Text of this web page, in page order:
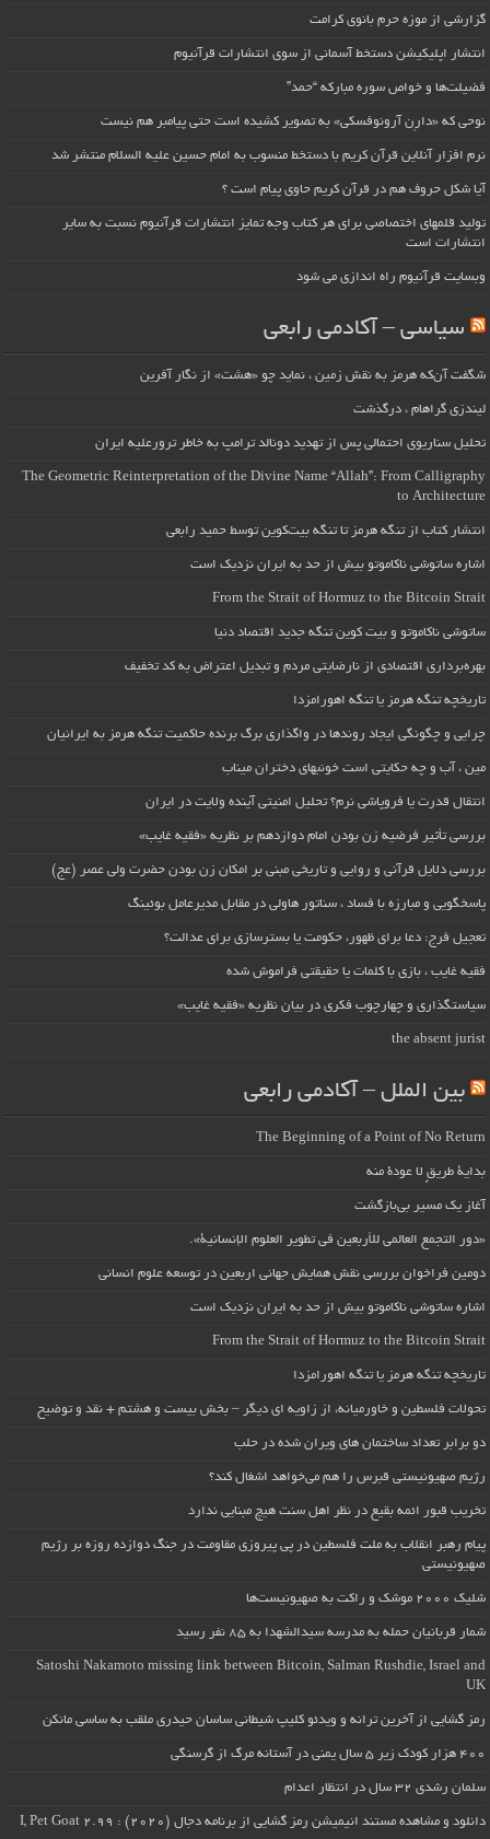
گزارشی از موزه حرم بانوی کرامت
انتشار اپلیکیشن دستخط آسمانی از سوی انتشارات قرآنیوم
فضیلت‌ها و خواص سوره مبارکه “حمد”
نوحی که «دارِن آرونوفسکی» به تصویر کشیده است حتی پیامبر هم نیست
نرم افزار آنلاین قرآن کریم با دستخط منسوب به امام حسین علیه السلام منتشر شد
آیا شکل حروف هم در قرآن کریم حاوی پیام است ؟
تولید قلمهای اختصاصی برای هر کتاب وجه تمایز انتشارات قرآنیوم نسبت به سایر
انتشارات است
وبسایت قرآنیوم راه اندازی می شود
سیاسی – آکادمی رابعی
شگفت آن‌که هرمز به نقش زمین ، نماید چو «هشت» از نگار آفرین
لیندزی گراهام ، درگذشت
تحلیل سناریوی احتمالی پس از تهدید دونالد ترامپ به خاطر ترورعلیه ایران
The Geometric Reinterpretation of the Divine Name “Allah”: From Calligraphy
to Architecture
انتشار کتاب از تنگه هرمز تا تنگه بیت‌کوین توسط حمید رابعی
اشاره ساتوشی ناکاموتو بیش از حد به ایران نزدیک است
From the Strait of Hormuz to the Bitcoin Strait
ساتوشی ناکاموتو و بیت کوین تنگه جدید اقتصاد دنیا
بهره‌برداری اقتصادی از نارضایتی مردم و تبدیل اعتراض به کد تخفیف
تاریخچه تنگه هرمز یا تنگه اهورامزدا
چرایی و چگونگی ایجاد روندها در واگذاری برگ برنده حاکمیت تنگه هرمز به ایرانیان
مین ، آب و چه حکایتی است خونبهای دختران میناب
انتقال قدرت یا فروپاشی نرم؟ تحلیل امنیتی آینده ولایت در ایران
بررسی تأثیر فرضیه زن بودن امام دوازدهم بر نظریه «فقیه غایب»
بررسی دلایل قرآنی و روایی و تاریخی مبنی بر امکان زن بودن حضرت ولی عصر (عج)
پاسخگویی و مبارزه با فساد ، سناتور هاولی در مقابل مدیرعامل بوئینگ
تعجیل فرج: دعا برای ظهور، حکومت یا بسترسازی برای عدالت؟
فقیه غایب ، بازی با کلمات یا حقیقتی فراموش شده
سیاستگذاری و چهارچوب فکری در بیان نظریه «فقیه غایب»
the absent jurist
بین الملل – آکادمی رابعی
The Beginning of a Point of No Return
بداية طريقٍ لا عودة منه
آغاز یک مسیر بی‌بازگشت
«دور التجمع العالمي للأربعين في تطوير العلوم الإنسانية».
دومین فراخوان بررسی نقش همایش جهانی اربعین در توسعه علوم انسانی
اشاره ساتوشی ناکاموتو بیش از حد به ایران نزدیک است
From the Strait of Hormuz to the Bitcoin Strait
تاریخچه تنگه هرمز یا تنگه اهورامزدا
تحولات فلسطین و خاورمیانه، از زاویه ای دیگر – بخش بیست و هشتم + نقد و توضیح
دو برابر تعداد ساختمان های ویران شده در حلب
رژیم صهیونیستی قبرس را هم می‌خواهد اشغال کند؟
تخریب قبور ائمه بقیع در نظر اهل سنت هیچ مبنایی ندارد
پیام رهبر انقلاب به ملت فلسطین در پی پیروزی مقاومت در جنگ دوازده روزه بر رژیم
صهیونیستی
شلیک ۲۰۰۰ موشک و راکت به صهیونیست‌ها
شمار قربانیان حمله به مدرسه سیدالشهدا به ۸۵ نفر رسید
Satoshi Nakamoto missing link between Bitcoin, Salman Rushdie, Israel and
UK
رمز گشایی از آخرین ترانه و ویدئو کلیپ شیطانی ساسان حیدری ملقب به ساسی مانکن
۴۰۰ هزار کودک زیر ۵ سال یمنی در آستانه مرگ از گرسنگی
سلمان رشدی ۳۲ سال در انتظار اعدام
دانلود و مشاهده مستند انیمیشن رمز گشایی از برنامه دجال (۲۰۲۰) : I, Pet Goat 2.99